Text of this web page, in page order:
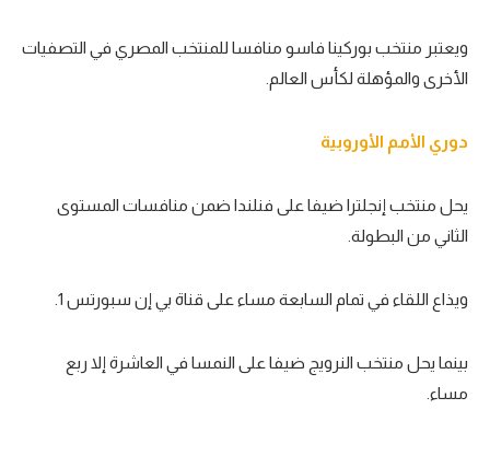
Gamers
تحقيق في الجول
تحليل في الجول
حكايات في الجول
كويز في الجول
ويعتبر منتخب بوركينا فاسو منافسا للمنتخب المصري في التصفيات
الأخرى والمؤهلة لكأس العالم.
دوري الأمم الأوروبية
يحل منتخب إنجلترا ضيفا على فنلندا ضمن منافسات المستوى
الثاني من البطولة.
ويذاع اللقاء في تمام السابعة مساء على قناة بي إن سبورتس 1.
بينما يحل منتخب النرويج ضيفا على النمسا في العاشرة إلا ربع
مساء.